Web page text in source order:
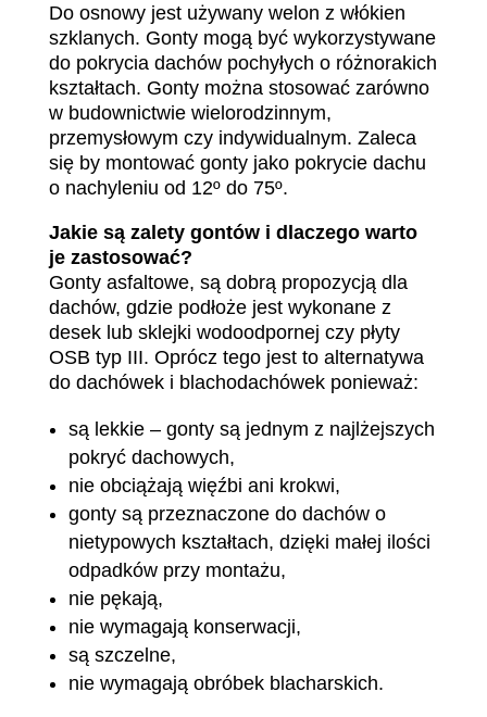
Do osnowy jest używany welon z włókien
szklanych. Gonty mogą być wykorzystywane
do pokrycia dachów pochyłych o różnorakich
kształtach. Gonty można stosować zarówno
w budownictwie wielorodzinnym,
przemysłowym czy indywidualnym. Zaleca
się by montować gonty jako pokrycie dachu
o nachyleniu od 12º do 75º.
Jakie są zalety gontów i dlaczego warto
je zastosować?
Gonty asfaltowe, są dobrą propozycją dla
dachów, gdzie podłoże jest wykonane z
desek lub sklejki wodoodpornej czy płyty
OSB typ III. Oprócz tego jest to alternatywa
do dachówek i blachodachówek ponieważ:
są lekkie – gonty są jednym z najlżejszych
pokryć dachowych,
nie obciążają więźbi ani krokwi,
gonty są przeznaczone do dachów o
nietypowych kształtach, dzięki małej ilości
odpadków przy montażu,
nie pękają,
nie wymagają konserwacji,
są szczelne,
nie wymagają obróbek blacharskich.